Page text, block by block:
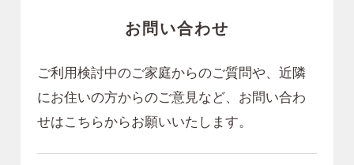
お問い合わせ
ご利用検討中のご家庭からのご質問や、近隣
にお住いの方からのご意見など、 お問い合わ
せはこちらからお願いいたします。